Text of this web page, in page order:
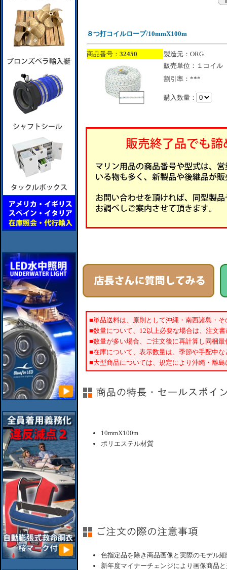
８つ打コイルロープ/10mmX100m
商品番号： 32450
製造元：ORG
販売単位：１コイル
割引率：***
購入数量：
■単品送料は、原則として沖縄・南西諸島・
■数量について、12以上必要な場合は、注文
■数量が多い場合、ご注文後に再計算し同梱
■在庫について、表示数量は、季節や手配中
■大型商品については、規定により沖縄・離
10mmX100m
ポリエステル材質
色指定品を除き商品画像と実際のモデル
新年度マイナーチェンジにより画像商品